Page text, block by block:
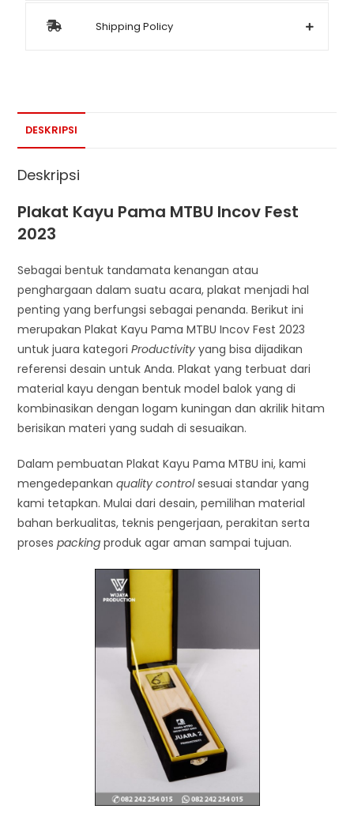
Shipping Policy
DESKRIPSI
Deskripsi
Plakat Kayu Pama MTBU Incov Fest
2023
Sebagai bentuk tandamata kenangan atau
penghargaan dalam suatu acara, plakat menjadi hal
penting yang berfungsi sebagai penanda. Berikut ini
merupakan Plakat Kayu Pama MTBU Incov Fest 2023
untuk juara kategoriProductivity yang bisa dijadikan
referensi desain untuk Anda. Plakat yang terbuat dari
material kayu dengan bentuk model balok yang di
kombinasikan dengan logam kuningan dan akrilik hitam
berisikan materi yang sudah di sesuaikan.
Dalam pembuatan Plakat Kayu Pama MTBU ini, kami
mengedepankanquality controlsesuai standar yang
kami tetapkan. Mulai dari desain, pemilihan material
bahan berkualitas, teknis pengerjaan, perakitan serta
prosespacking produk agar aman sampai tujuan.